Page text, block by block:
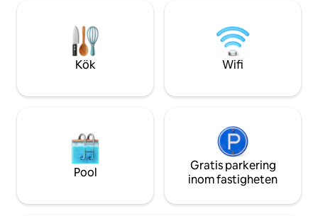
och taxistation ligger bara 4 minuters
promenad bort. Till Ibiza golf eller Santa
Eularia är det en 5 minuters bilresa; till
Ibiza Town tar det 12 minuter.
den ultimata
lyxig semester.
Kök Wifi
Pool
Gratis parkering
inom fastigheten